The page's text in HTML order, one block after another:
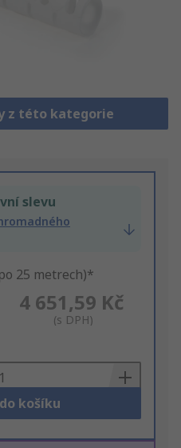
z této kategorie
slevu
25 metrech)*
4 651,59 Kč
(s DPH)
košíku